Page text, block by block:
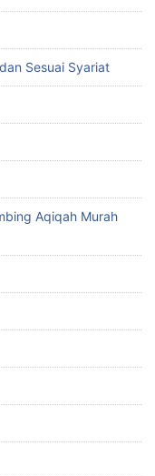
Sesuai Syariat
Aqiqah Murah